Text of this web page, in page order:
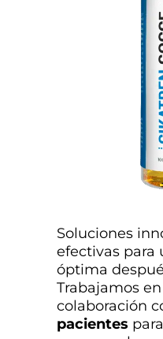
Soluciones
efectivas para
óptima
Trabajamos
colaboración
pacientes